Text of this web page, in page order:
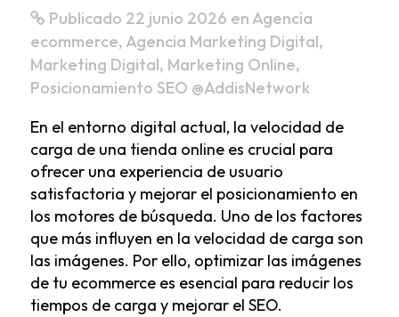
Publicado 22 junio 2026 en Agencia
ecommerce, Agencia Marketing Digital,
Marketing Digital, Marketing Online,
Posicionamiento SEO @AddisNetwork
En el entorno digital actual, la velocidad de
carga de una tienda online es crucial para
ofrecer una experiencia de usuario
satisfactoria y mejorar el posicionamiento en
los motores de búsqueda. Uno de los factores
que más influyen en la velocidad de carga son
las imágenes. Por ello, optimizar las imágenes
de tu ecommerce es esencial para reducir los
tiempos de carga y mejorar el SEO.